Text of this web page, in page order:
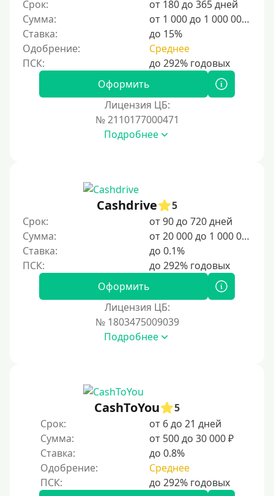
25000 руб
30000 руб
30000 руб на год
35000 руб
40000 руб
150000 руб
200000 руб
250000 руб
Карты банков и платежные системы
Мастеркард
Через Юнистрим (Unistream)
На Вебмани
Срок:
от 180 до 365 дней
Сумма:
от 1 000 до 1 000 000 ₽
Ставка:
до 15%
Одобрение:
Среднее
Оформить
Лицензия ЦБ:
№ 2110177000471
Подробнее
Cashdrive
5
Срок:
от 90 до 720 дней
Сумма:
от 20 000 до 1 000 000 ₽
Ставка:
до 0.1%
Оформить
Лицензия ЦБ:
№ 1803475009039
Подробнее
CashToYou
5
Срок:
от 6 до 21 дней
Сумма:
от 500 до 30 000 ₽
Ставка:
до 0.8%
Одобрение:
Среднее